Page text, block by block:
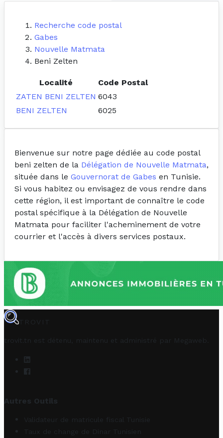
Recherche code postal
Gabes
Nouvelle Matmata
Beni Zelten
Localité
Code Postal
ZATEN BENI ZELTEN 6043
BENI ZELTEN
6025
Bienvenue sur notre page dédiée au code postal
beni zelten de la Délégation de Nouvelle Matmata,
située dans le Gouvernorat de Gabes en Tunisie.
Si vous habitez ou envisagez de vous rendre dans
cette région, il est important de connaître le code
postal spécifique à la Délégation de Nouvelle
Matmata pour faciliter l'acheminement de votre
courrier et l'accès à divers services postaux.
TROVIT
trovit.tn est détenu, maintenu et administré par Megaweb
Autres Outils
Validateur de matricule fiscal Tunisie
Taux de change de Dinar Tunisien